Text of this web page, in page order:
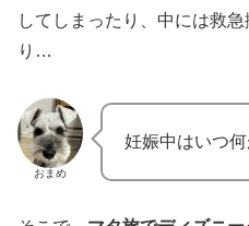
してしまったり、中には救
り…
おまめ
妊娠中はいつ